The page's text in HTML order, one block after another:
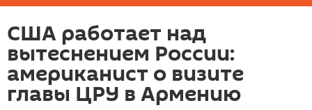
США работает над
вытеснением России:
американист о визите
главы ЦРУ в Армению